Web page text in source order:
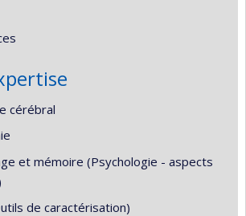
cérébral
et mémoire (Psychologie - aspects
de caractérisation)